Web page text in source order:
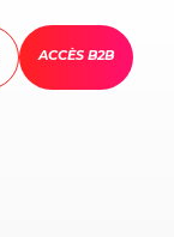
ACCÈS B2B